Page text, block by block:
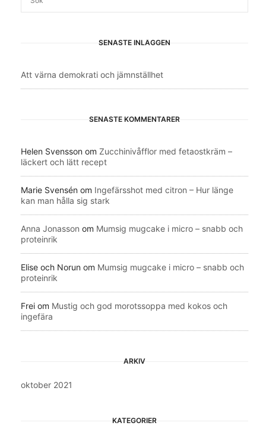
SENASTE INLÄGGEN
Att värna demokrati och jämnställhet
SENASTE KOMMENTARER
Helen Svensson om Zucchinivåfflor med fetaostkräm –
läckert och lätt recept
Marie Svensén om Ingefärsshot med citron – Hur länge
kan man hålla sig stark
Anna Jonasson om Mumsig mugcake i micro – snabb och
proteinrik
Elise och Norun om Mumsig mugcake i micro – snabb och
proteinrik
Frei om Mustig och god morotssoppa med kokos och
ingefära
ARKIV
oktober 2021
KATEGORIER